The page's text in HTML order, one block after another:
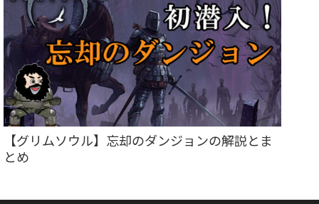
【グリムソウル】忘却のダンジョンの解説とま
とめ